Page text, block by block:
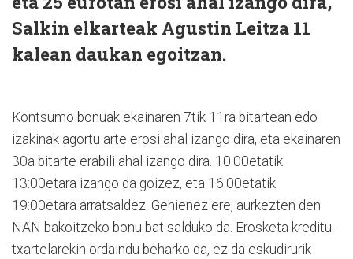
Salkin elkarteak Agustin Leitza 11
kalean daukan egoitzan.
Kontsumo bonuak ekainaren 7tik 11ra bitartean edo
izakinak agortu arte erosi ahal izango dira, eta ekainaren
30a bitarte erabili ahal izango dira. 10:00etatik
13:00etara izango da goizez, eta 16:00etatik
19:00etara arratsaldez. Gehienez ere, aurkezten den
NAN bakoitzeko bonu bat salduko da. Erosketa kreditu-
txartelarekin ordaindu beharko da, ez da eskudirurik